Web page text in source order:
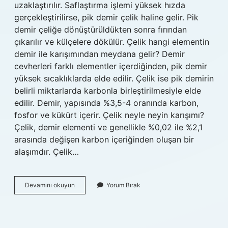
uzaklaştırılır. Saflaştırma işlemi yüksek hızda
gerçekleştirilirse, pik demir çelik haline gelir. Pik
demir çeliğe dönüştürüldükten sonra fırından
çıkarılır ve külçelere dökülür. Çelik hangi elementin
demir ile karışımından meydana gelir? Demir
cevherleri farklı elementler içerdiğinden, pik demir
yüksek sıcaklıklarda elde edilir. Çelik ise pik demirin
belirli miktarlarda karbonla birleştirilmesiyle elde
edilir. Demir, yapısında %3,5-4 oranında karbon,
fosfor ve kükürt içerir. Çelik neyle neyin karışımı?
Çelik, demir elementi ve genellikle %0,02 ile %2,1
arasında değişen karbon içeriğinden oluşan bir
alaşımdır. Çelik…
Devamını okuyun
Ne
Yorum Bırak